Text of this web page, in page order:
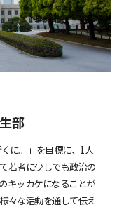
部
に。」を目標に、1人
若者に少しでも政治の
キッカケになることが
々な活動を通して伝え